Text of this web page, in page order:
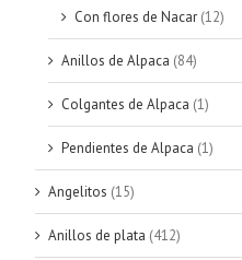
Con flores de Nacar (12)
Anillos de Alpaca (84)
Colgantes de Alpaca (1)
Pendientes de Alpaca (1)
Angelitos (15)
Anillos de plata (412)